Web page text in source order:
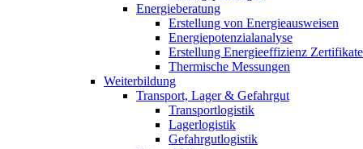
Energieberatung
Erstellung von Energieausweisen
Energiepotenzialanalyse
Erstellung Energieeffizienz Zertifikate
Thermische Messungen
Weiterbildung
Transport, Lager & Gefahrgut
Transportlogistik
Lagerlogistik
Gefahrgutlogistik